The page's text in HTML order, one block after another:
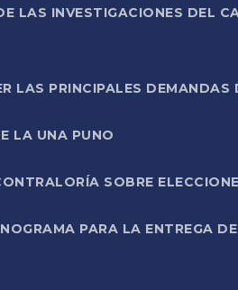
LAS INVESTIGACIONES DEL
LAS PRINCIPALES DEMANDAS
LA UNA PUNO
SOBRE
PARA LA ENTREGA